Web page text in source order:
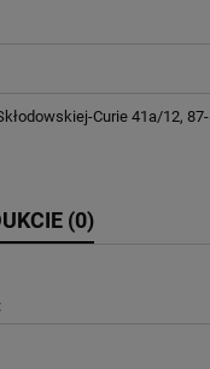
Curie 41a/12, 87-
(0)